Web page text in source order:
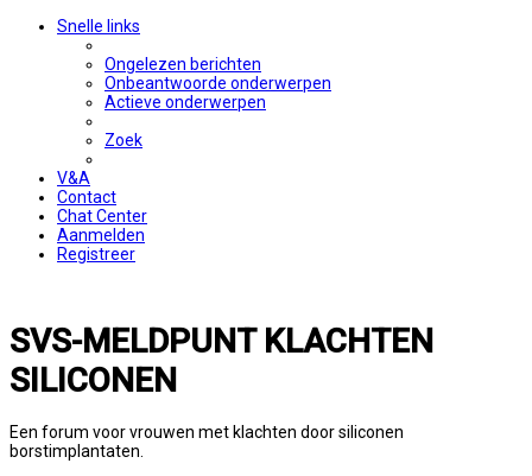
Snelle links
Ongelezen berichten
Onbeantwoorde onderwerpen
Actieve onderwerpen
Zoek
V&A
Contact
Chat Center
Aanmelden
Registreer
SVS-MELDPUNT KLACHTEN
SILICONEN
Een forum voor vrouwen met klachten door siliconen
borstimplantaten.